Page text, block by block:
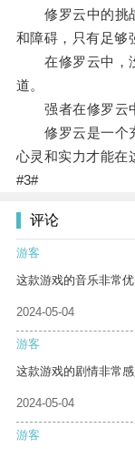
修罗云中的挑战
和障碍，只有足够
在修罗云中，没
道。
强者在修罗云中
修罗云是一个充
心灵和实力才能在
#3#
评论
游客
这款游戏的音乐非常
2024-05-04
游客
这款游戏的剧情非常
2024-05-04
游客